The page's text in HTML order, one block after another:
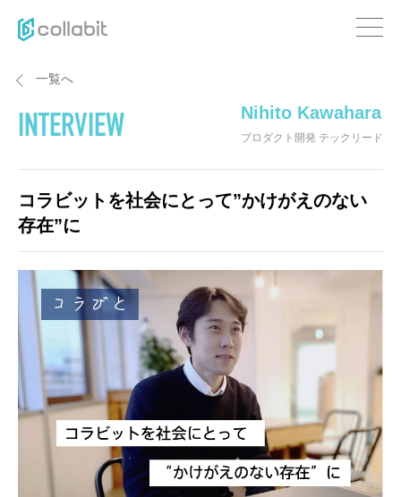
一覧へ
INTERVIEW Nihito Kawahara
プロダクト開発 テックリード
コラビットを社会にとって”かけがえのない
存在”に